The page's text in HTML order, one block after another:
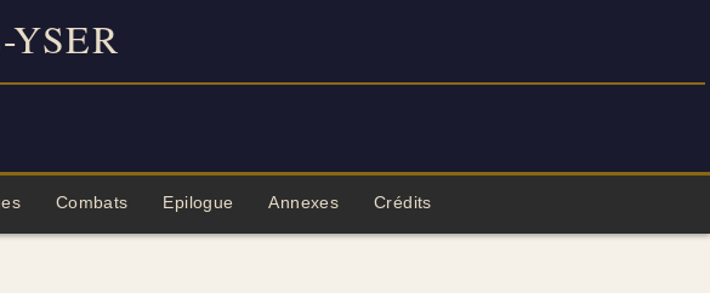
Combats Epilogue Annexes Crédits